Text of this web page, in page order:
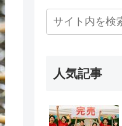
人気記事